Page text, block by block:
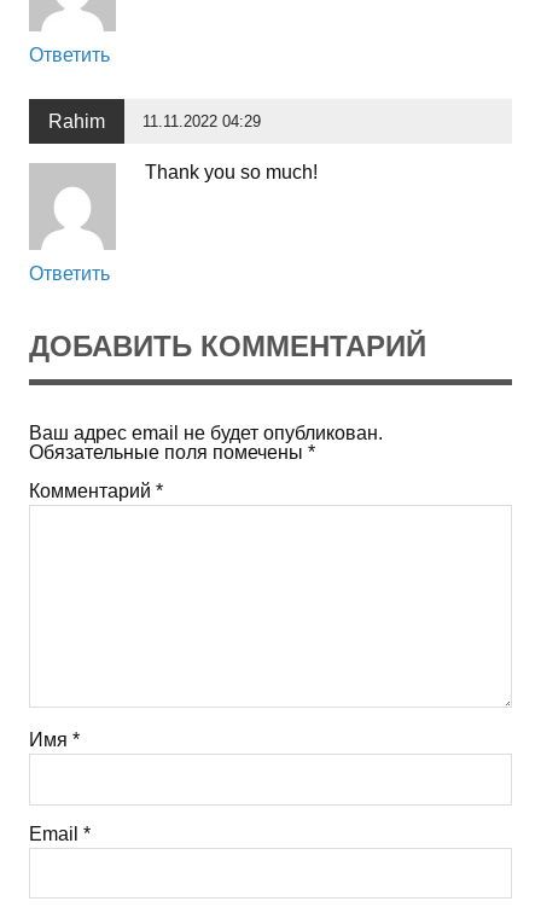
Ответить
Rahim 11.11.2022 04:29
Thank you so much!
Ответить
ДОБАВИТЬ КОММЕНТАРИЙ
Ваш адрес email не будет опубликован.
Обязательные поля помечены *
Комментарий *
Имя *
Email *